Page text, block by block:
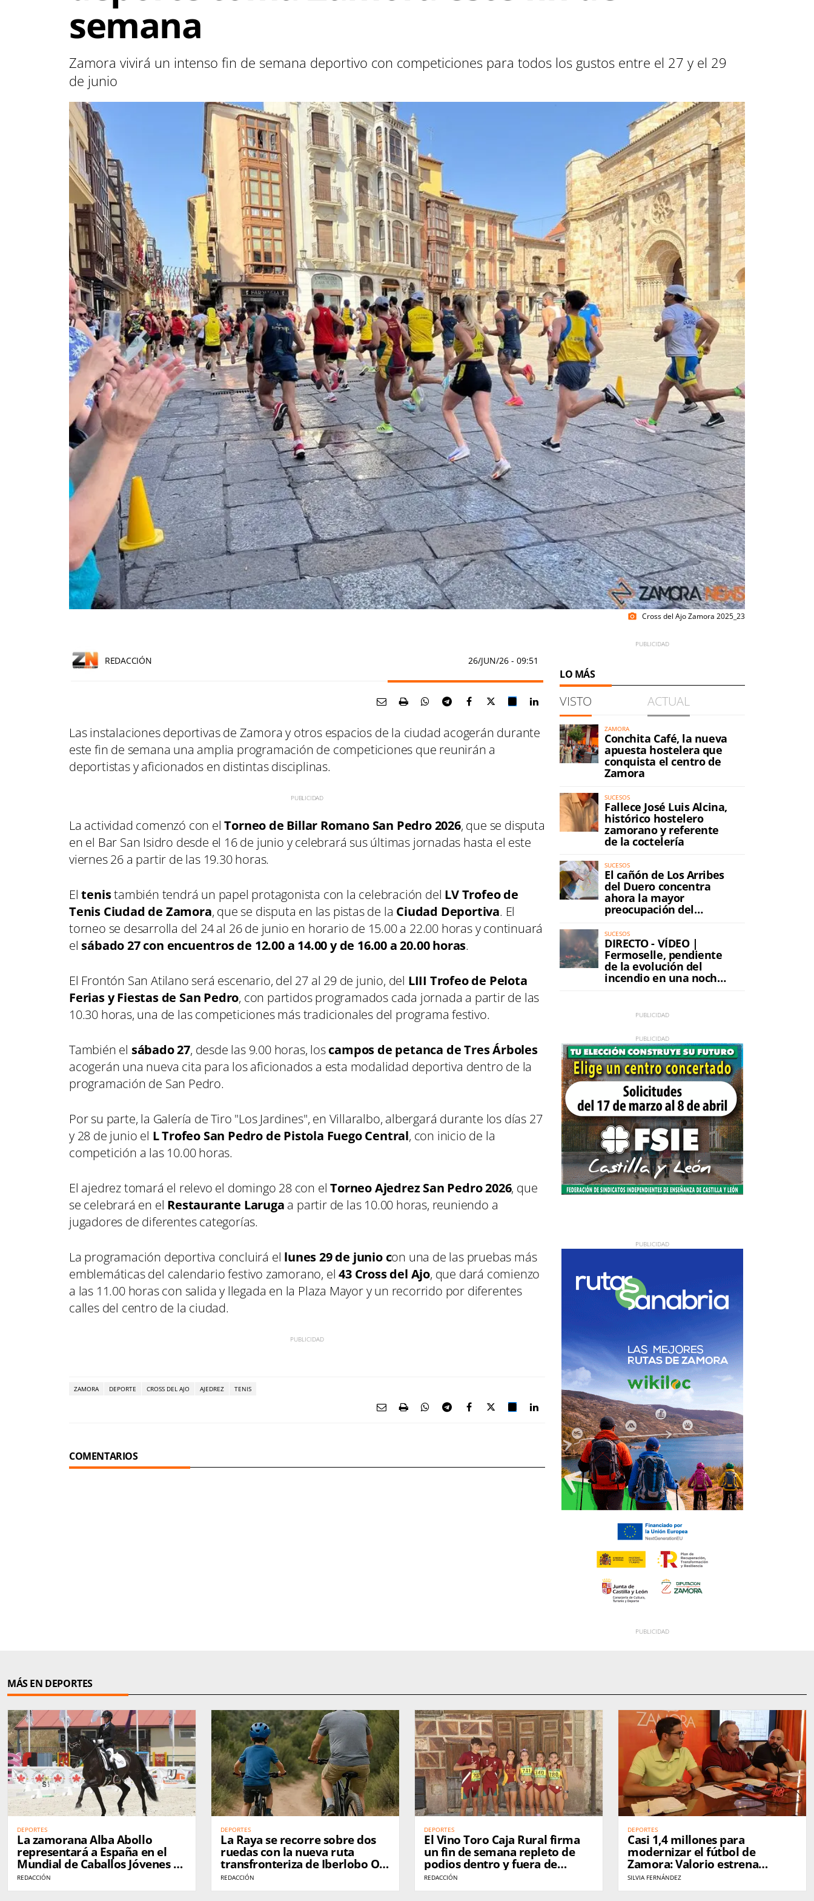
semana
Zamora vivirá un intenso fin de semana deportivo con competiciones para todos los gustos entre el 27 y el 29
de junio
photo_camera Cross del Ajo Zamora 2025_23
REDACCIÓN 26/JUN/26 - 09:51
Las instalaciones deportivas de Zamora y otros espacios de la ciudad acogerán durante
este fin de semana una amplia programación de competiciones que reunirán a
deportistas y aficionados en distintas disciplinas.
La actividad comenzó con elTorneo de Billar Romano San Pedro 2026, que se disputa
en el Bar San Isidro desde el 16 de junio y celebrará sus últimas jornadas hasta el este
viernes 26 a partir de las 19.30 horas.
Eltenistambién tendrá un papel protagonista con la celebración del LV Trofeo de
Tenis Ciudad de Zamora, que se disputa en las pistas de la Ciudad Deportiva. El
torneo se desarrolla del 24 al 26 de junio en horario de 15.00 a 22.00 horas y continuará
el sábado 27 con encuentros de 12.00 a 14.00 y de 16.00 a 20.00 horas.
El Frontón San Atilano será escenario, del 27 al 29 de junio, del LIII Trofeo de Pelota
Ferias y Fiestas de San Pedro, con partidos programados cada jornada a partir de las
10.30 horas, una de las competiciones más tradicionales del programa festivo.
También el sábado 27, desde las 9.00 horas, loscampos de petanca de Tres Árboles
acogerán una nueva cita para los aficionados a esta modalidad deportiva dentro de la
programación de San Pedro.
Por su parte, la Galería de Tiro "Los Jardines", en Villaralbo, albergará durante los días 27
y 28 de junio el L Trofeo San Pedro de Pistola Fuego Central, con inicio de la
competición a las 10.00 horas.
El ajedrez tomará el relevo el domingo 28 con elTorneo Ajedrez San Pedro 2026, que
se celebrará en el Restaurante Laruga a partir de las 10.00 horas, reuniendo a
jugadores de diferentes categorías.
La programación deportiva concluirá el lunes 29 de junio con una de las pruebas más
emblemáticas del calendario festivo zamorano, el43 Cross del Ajo, que dará comienzo
a las 11.00 horas con salida y llegada en la Plaza Mayor y un recorrido por diferentes
calles del centro de la ciudad.
ZAMORA DEPORTE CROSS DEL AJO AJEDREZ TENIS
COMENTARIOS
LO MÁS
VISTO ACTUAL
ZAMORA
Conchita Café, la nueva
apuesta hostelera que
conquista el centro de
Zamora
SUCESOS
Fallece José Luis Alcina,
histórico hostelero
zamorano y referente
de la coctelería
SUCESOS
El cañón de Los Arribes
del Duero concentra
ahora la mayor
preocupación del
incendio
SUCESOS
DIRECTO - VÍDEO |
Fermoselle, pendiente
de la evolución del
incendio en una noche
MÁS EN DEPORTES
DEPORTES
La zamorana Alba Abollo
representará a España en el
Mundial de Caballos Jóvenes de
Doma Clásica en Alemania
REDACCIÓN
DEPORTES
La Raya se recorre sobre dos
ruedas con la nueva ruta
transfronteriza de Iberlobo On
Bike
REDACCIÓN
DEPORTES
El Vino Toro Caja Rural firma
un fin de semana repleto de
podios dentro y fuera de
Zamora
REDACCIÓN
DEPORTES
Casi 1,4 millones para
modernizar el fútbol de
Zamora: Valorio estrena
césped y el Ruta de la Plata
ganará un nuevo campo
SILVIA FERNÁNDEZ